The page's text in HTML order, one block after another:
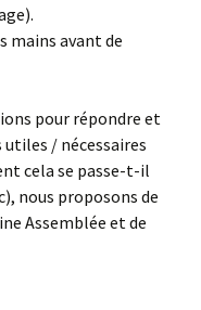
mains avant de
pour répondre et
/ nécessaires
cela se passe-t-il
nous proposons de
Assemblée et de